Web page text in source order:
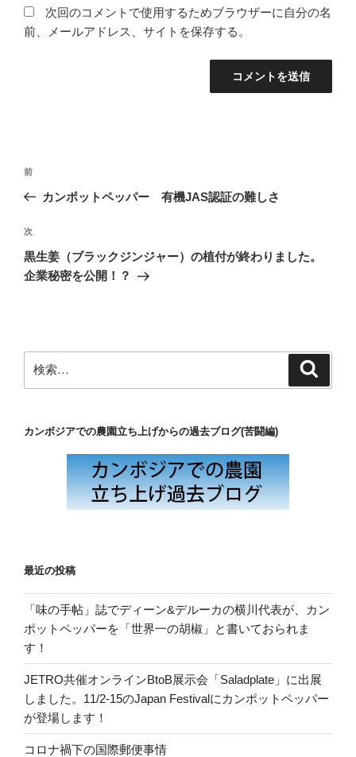
次回のコメントで使用するためブラウザーに自分の名
前、メールアドレス、サイトを保存する。
投
ビ
ゲ
ー
前
の
稿
前
カンポットペッパー 有機JAS認証の難しさ
次
の
投
次
黒生姜（ブラックジンジャー）の植付が終わりました。
企業秘密を公開！？
索:
カンボジアでの農園立ち上げからの過去ブログ(苦闘編)
最近の投稿
「味の手帖」誌でディーン&デルーカの横川代表が、カン
ポットペッパーを「世界一の胡椒」と書いておられま
す！
JETRO共催オンラインBtoB展示会「Saladplate」に出展
しました。11/2-15のJapan Festivalにカンポットペッパー
が登場します！
コロナ禍下の国際郵便事情